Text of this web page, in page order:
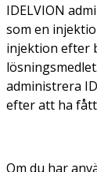
IDELVION
som en
injektion efter
administrera
efter att ha
Om du har